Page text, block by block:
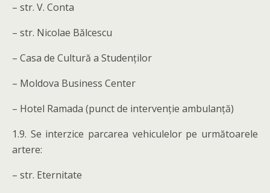
– str. V. Conta
– str. Nicolae Bălcescu
– Casa de Cultură a Studenților
– Moldova Business Center
– Hotel Ramada (punct de intervenție ambulanță)
1.9. Se interzice parcarea vehiculelor pe următoarele
artere:
– str. Eternitate